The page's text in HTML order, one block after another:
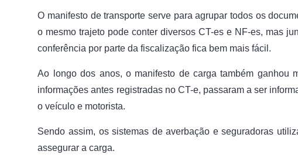
O manifesto de transporte serve para agrupar todos os
o mesmo trajeto pode conter diversos CT-es e NF-es, mas
conferência por parte da fiscalização fica bem mais fácil.
Ao longo dos anos, o manifesto de carga também ganhou
informações antes registradas no CT-e, passaram a ser
o veículo e motorista.
Sendo assim, os sistemas de averbação e seguradoras
assegurar a carga.